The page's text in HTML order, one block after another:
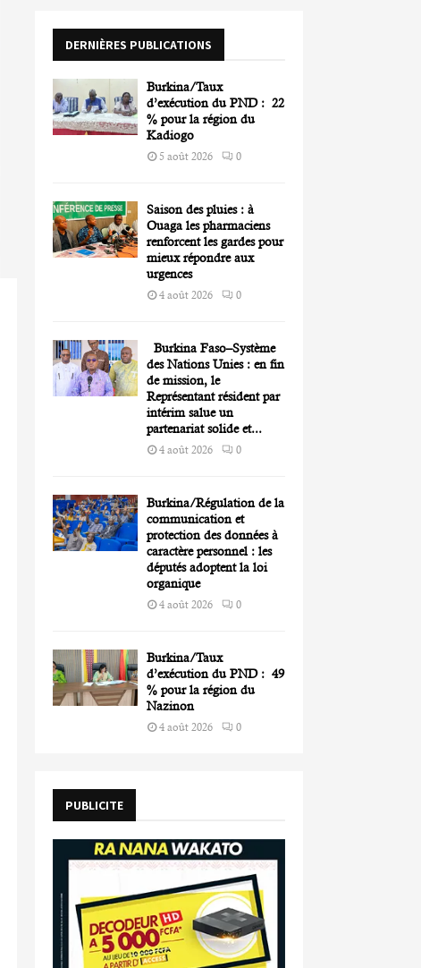
r
H
DERNIÈRES PUBLICATIONS
Burkina/Taux
d’exécution du PND : 22
% pour la région du
Kadiogo
5 août 2026 0
Saison des pluies : à
Ouaga les pharmaciens
renforcent les gardes pour
mieux répondre aux
urgences
4 août 2026 0
Burkina Faso–Système
des Nations Unies : en fin
de mission, le
Représentant résident par
intérim salue un
partenariat solide et...
4 août 2026 0
Burkina/Régulation de la
communication et
protection des données à
caractère personnel : les
députés adoptent la loi
organique
4 août 2026 0
Burkina/Taux
d’exécution du PND : 49
% pour la région du
Nazinon
4 août 2026 0
PUBLICITE